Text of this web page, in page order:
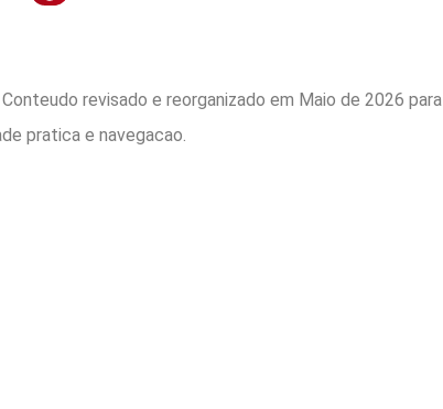
revisado e reorganizado em Maio de 2026 para
pratica e navegacao.